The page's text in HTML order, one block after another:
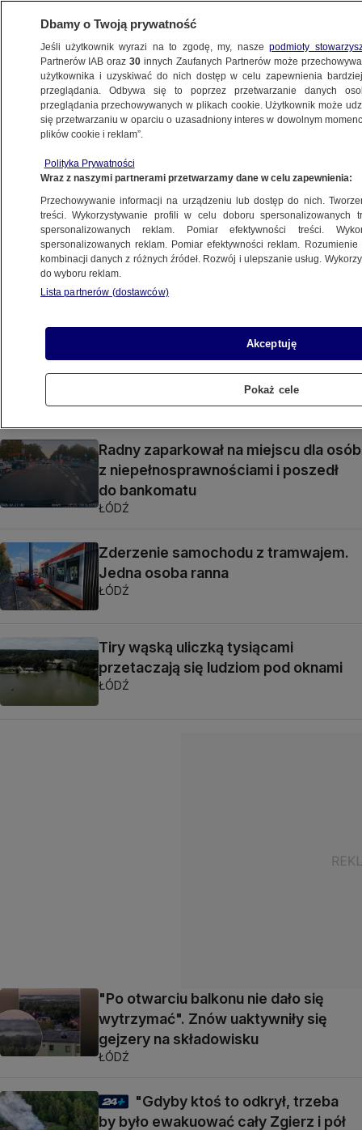
ZGIERZ
Z kartonowego pudełka dochodził
pisk. Ktoś wyrzucił siedem
szczeniaków
ŁÓDŹ
Sześć namiotów, a w nich krzaki
konopi, żelki z THC i mefedron "na
własny użytek"
"Zgierzuwiusz" wybuchł blisko
ŁÓDŹ
Radny zaparkował na miejscu dla osób
z niepełnosprawnościami i poszedł
do bankomatu
ŁÓDŹ
Zderzenie samochodu z tramwajem.
Jedna osoba ranna
ŁÓDŹ
Tiry wąską uliczką tysiącami
przetaczają się ludziom pod oknami
ŁÓDŹ
"Po otwarciu balkonu nie dało się
wytrzymać". Znów uaktywniły się
gejzery na składowisku
ŁÓDŹ
"Gdyby ktoś to odkrył, trzeba
by było ewakuować cały Zgierz i pół
Dbamy o Twoją prywatność
Jeśli użytkownik wyrazi na to zgodę, my, naszepodmioty
Partnerów IAB oraz30 innych Zaufanych Partnerów może
użytkownika i uzyskiwać do nich dostęp w celu zapewnienia
przeglądania. Odbywa się to poprzez przetwarzanie danych
przeglądania przechowywanych w plikach cookie. Użytkownik może
się przetwarzaniu w oparciu o uzasadniony interes w dowolnym
plików cookie i reklam”.
Polityka Prywatności
Wraz z naszymi partnerami przetwarzamy dane w celu zapewnienia:
Przechowywanie informacji na urządzeniu lub dostęp do nich.
treści. Wykorzystywanie profili w celu doboru spersonalizowanych
spersonalizowanych reklam. Pomiar efektywności treści.
spersonalizowanych reklam. Pomiar efektywności reklam.
kombinacji danych z różnych źródeł. Rozwój i ulepszanie usług.
do wyboru reklam.
Lista partnerów (dostawców)
Akceptuję
Pokaż cele